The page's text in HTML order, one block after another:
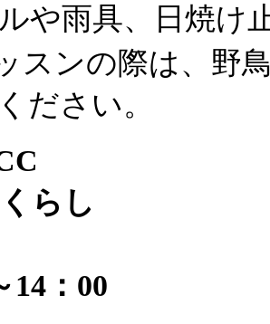
や雨具、日焼け
スンの際は、野
ださい。
らし
14：00